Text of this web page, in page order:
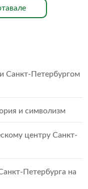
Санкт-Петербургом
и символизм
центру Санкт-
Петербурга на